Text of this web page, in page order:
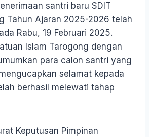
santri baru SDIT
Tahun Ajaran 2025-2026 telah
Rabu, 19 Februari 2025.
Islam Tarogong dengan
para calon santri yang
selamat kepada
berhasil melewati tahap
Keputusan Pimpinan